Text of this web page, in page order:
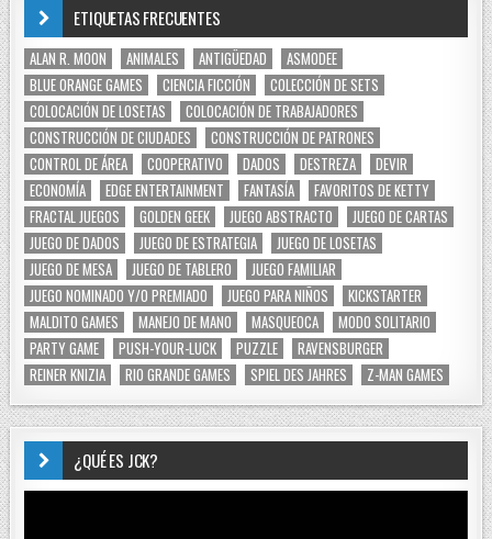
ETIQUETAS FRECUENTES
ALAN R. MOON ANIMALES ANTIGÜEDAD
ASMODEE
BLUE ORANGE GAMES
CIENCIA FICCIÓN
COLECCIÓN DE SETS
COLOCACIÓN DE LOSETAS
COLOCACIÓN DE TRABAJADORES
CONSTRUCCIÓN DE CIUDADES
CONSTRUCCIÓN DE PATRONES
CONTROL DE ÁREA
COOPERATIVO DADOS DESTREZA
DEVIR
ECONOMÍA
EDGE ENTERTAINMENT FANTASÍA
FAVORITOS DE KETTY
FRACTAL JUEGOS
GOLDEN GEEK JUEGO ABSTRACTO
JUEGO DE CARTAS
JUEGO DE DADOS
JUEGO DE ESTRATEGIA
JUEGO DE LOSETAS
JUEGO DE MESA
JUEGO DE TABLERO
JUEGO FAMILIAR
JUEGO NOMINADO Y/O PREMIADO
JUEGO PARA NIÑOS
KICKSTARTER
MALDITO GAMES
MANEJO DE MANO MASQUEOCA
MODO SOLITARIO
PARTY GAME
PUSH-YOUR-LUCK PUZZLE
RAVENSBURGER
REINER KNIZIA
RIO GRANDE GAMES SPIEL DES JAHRES Z-MAN GAMES
¿QUÉ ES JCK?